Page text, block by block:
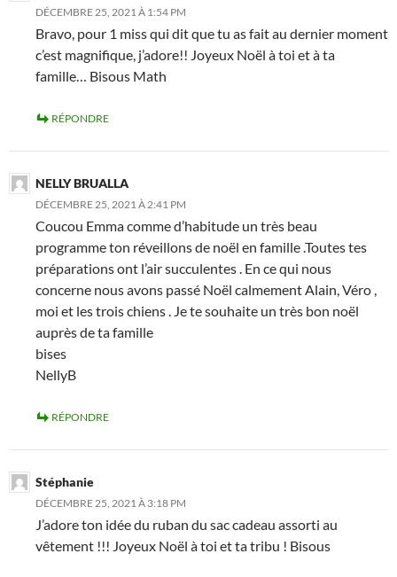
DÉCEMBRE 25, 2021 À 1:54 PM
Bravo, pour 1 miss qui dit que tu as fait au dernier moment
c’est magnifique, j’adore!! Joyeux Noël à toi et à ta
famille… Bisous Math
RÉPONDRE
NELLY BRUALLA
DÉCEMBRE 25, 2021 À 2:41 PM
Coucou Emma comme d’habitude un très beau
programme ton réveillons de noël en famille .Toutes tes
préparations ont l’air succulentes . En ce qui nous
concerne nous avons passé Noël calmement Alain, Véro ,
moi et les trois chiens . Je te souhaite un très bon noël
auprès de ta famille
bises
NellyB
RÉPONDRE
Stéphanie
DÉCEMBRE 25, 2021 À 3:18 PM
J’adore ton idée du ruban du sac cadeau assorti au
vêtement !!! Joyeux Noël à toi et ta tribu ! Bisous